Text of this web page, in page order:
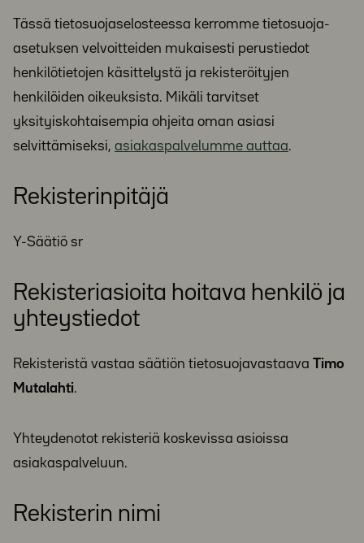
Tässä tietosuojaselosteessa kerromme tietosuoja-
asetuksen velvoitteiden mukaisesti perustiedot
henkilötietojen käsittelystä ja rekisteröityjen
henkilöiden oikeuksista. Mikäli tarvitset
yksityiskohtaisempia ohjeita oman asiasi
selvittämiseksi, asiakaspalvelumme auttaa.
Rekisterinpitäjä
Y-Säätiö sr
Rekisteriasioita hoitava henkilö ja
yhteystiedot
Rekisteristä vastaa säätiön tietosuojavastaava
Timo
Mutalahti.
Yhteydenotot rekisteriä koskevissa asioissa
asiakaspalveluun.
Rekisterin nimi